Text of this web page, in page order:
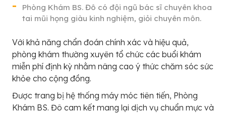
Phòng Khám BS. Đô có đội ngũ bác sĩ chuyên khoa
tai mũi họng giàu kinh nghiệm, giỏi chuyên môn.
Với khả năng chẩn đoán chính xác và hiệu quả,
phòng khám thường xuyên tổ chức các buổi khám
miễn phí định kỳ nhằm nâng cao ý thức chăm sóc sức
khỏe cho cộng đồng.
Được trang bị hệ thống máy móc tiên tiến, Phòng
Khám BS. Đô cam kết mang lại dịch vụ chuẩn mực và